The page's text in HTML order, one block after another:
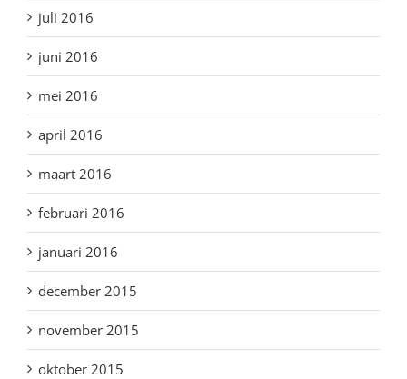
juli 2016
juni 2016
mei 2016
april 2016
maart 2016
februari 2016
januari 2016
december 2015
november 2015
oktober 2015